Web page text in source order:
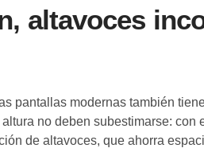
altavoces
pantallas modernas también
no deben subestimarse: con
de altavoces, que ahorra